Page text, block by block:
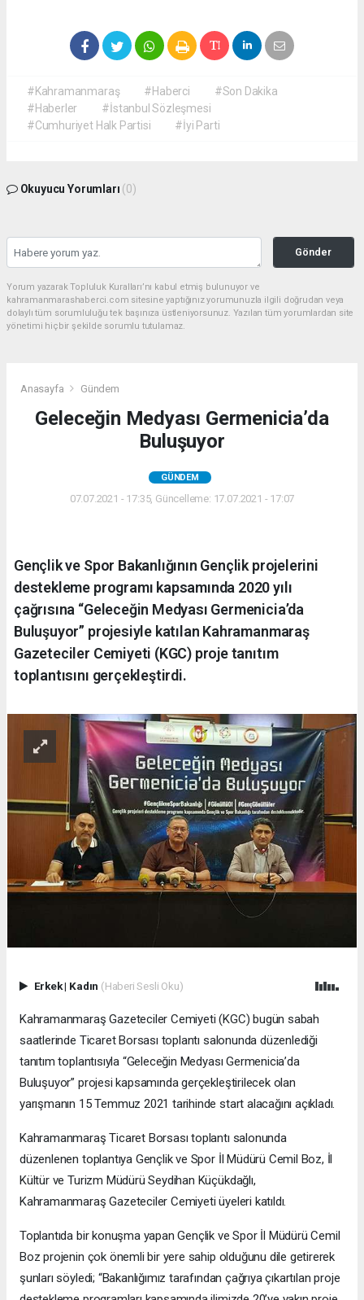
#Kahramanmaraş #Haberci
#Son Dakika
#Haberler
#İstanbul Sözleşmesi
#Cumhuriyet Halk Partisi
#İyi Parti
Okuyucu Yorumları (0)
Gönder
Yorum yazarak Topluluk Kuralları’nı kabul etmiş bulunuyor ve
kahramanmarashaberci.com sitesine yaptığınız yorumunuzla ilgili doğrudan veya
dolaylı tüm sorumluluğu tek başınıza üstleniyorsunuz. Yazılan tüm yorumlardan site
yönetimi hiçbir şekilde sorumlu tutulamaz.
Anasayfa Gündem
Geleceğin Medyası Germenicia’da
Buluşuyor
GÜNDEM
07.07.2021 - 17:35, Güncelleme: 17.07.2021 - 17:07
Gençlik ve Spor Bakanlığının Gençlik projelerini
destekleme programı kapsamında 2020 yılı
çağrısına “Geleceğin Medyası Germenicia’da
Buluşuyor” projesiyle katılan Kahramanmaraş
Gazeteciler Cemiyeti (KGC) proje tanıtım
toplantısını gerçekleştirdi.
Erkek| Kadın (Haberi Sesli Oku)
Kahramanmaraş Gazeteciler Cemiyeti (KGC) bugün sabah
saatlerinde Ticaret Borsası toplantı salonunda düzenlediği
tanıtım toplantısıyla “Geleceğin Medyası Germenicia’da
Buluşuyor” projesi kapsamında gerçekleştirilecek olan
yarışmanın 15 Temmuz 2021 tarihinde start alacağını açıkladı.
Kahramanmaraş Ticaret Borsası toplantı salonunda
düzenlenen toplantıya Gençlik ve Spor İl Müdürü Cemil Boz, İl
Kültür ve Turizm Müdürü Seydihan Küçükdağlı,
Kahramanmaraş Gazeteciler Cemiyeti üyeleri katıldı.
Toplantıda bir konuşma yapan Gençlik ve Spor İl Müdürü Cemil
Boz projenin çok önemli bir yere sahip olduğunu dile getirerek
şunları söyledi; “Bakanlığımız tarafından çağrıya çıkartılan proje